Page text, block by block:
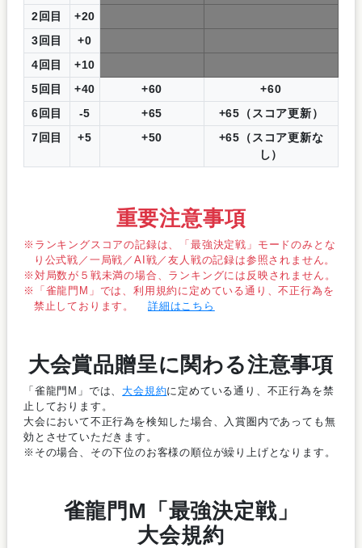
2回目
+20
3回目
+0
4回目
+10
5回目
+40 +60
+60
6回目
-5 +65
+65（スコア更新）
7回目
+5 +50
+65（スコア更新な
し）
重要注意事項
ランキングスコアの記録は、「最強決定戦」モードのみとな
り公式戦／一局戦／AI戦／友人戦の記録は参照されません。
対局数が５戦未満の場合、ランキングには反映されません。
「雀龍門M」では、利用規約に定めている通り、不正行為を
禁止しております。
詳細はこちら
大会賞品贈呈に関わる注意事項
「雀龍門M」では、 大会規約に定めている通り、不正行為を禁
止しております。
大会において不正行為を検知した場合、入賞圏内であっても無
効とさせていただきます。
※その場合、その下位のお客様の順位が繰り上げとなります。
雀龍門M 「最強決定戦」
大会規約